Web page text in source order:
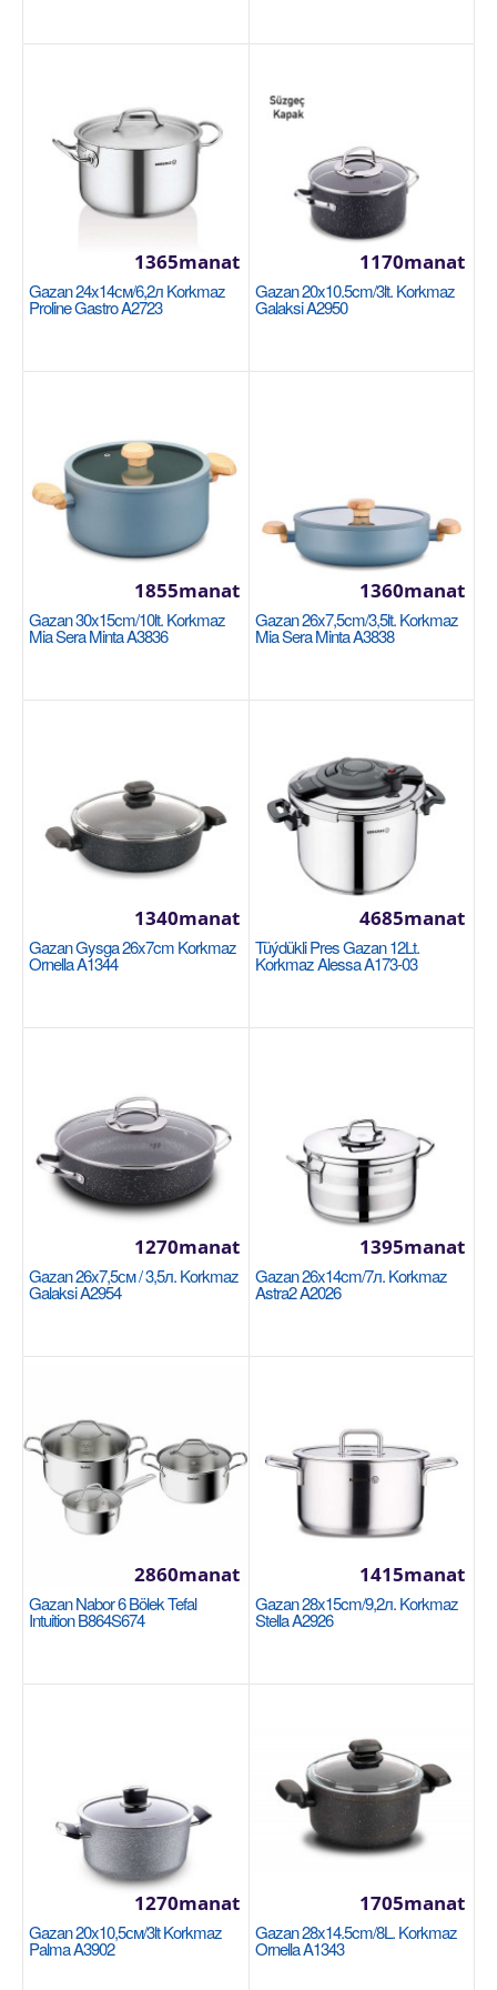
Gazan 24x7cm / 2.8л Korkmaz Galaksi A2953
Размеры: 24х7 см - 2,8 литра Покрытие с
внутренних пов..
1205manat
Availability
Sebede Goş
Garşylaşdyrmaga goş
Halananlara goş
Gazan 28x17cm / 10.2л Korkmaz Proline A1163
Размер: 28x17cm / 10.2л 18/10 Cr-Ni нержавеющая
Availability
Sebede Goş
Garşylaşdyrmaga goş
Gazan 40x25sm / 31 lt. Korkmaz Proline Gastro
Размер: 40x25 см / 31 л 18/10 Cr-Ni нержавеющая
Sebede Goş
Garşylaşdyrmaga goş
Gazan 24x14см/6,2л Korkmaz
Proline Gastro A2723
1365manat
Gazan 20x10.5cm/3lt. Korkmaz
Galaksi A2950
1170manat
Gazan 30x15cm/10lt. Korkmaz
Mia Sera Minta A3836
1855manat
Gazan 26x7,5cm/3,5lt. Korkmaz
Mia Sera Minta A3838
1360manat
Gazan Gysga 26x7cm Korkmaz
Ornella A1344
1340manat
Tüýdükli Pres Gazan 12Lt.
Korkmaz Alessa A173-03
4685manat
Gazan 26x7,5см / 3,5л. Korkmaz
Galaksi A2954
1270manat
Gazan 26x14cm/7л. Korkmaz
Astra2 A2026
1395manat
Gazan Nabor 6 Bölek Tefal
Intuition B864S674
2860manat
Gazan 28x15cm/9,2л. Korkmaz
Stella A2926
1415manat
Gazan 20x10,5см/3lt Korkmaz
Palma A3902
1270manat
Gazan 28x14.5cm/8L. Korkmaz
Ornella A1343
1705manat